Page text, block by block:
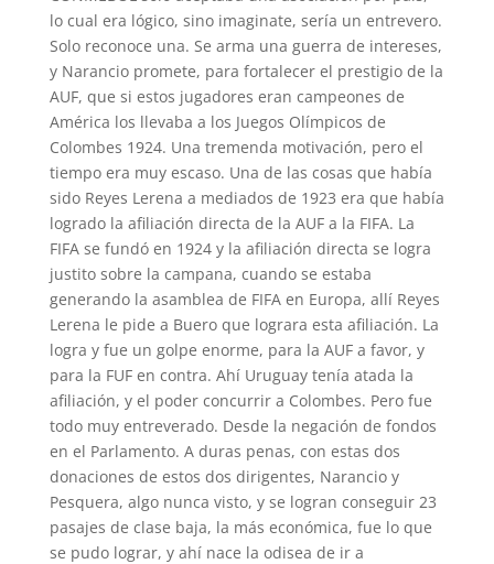
lo cual era lógico, sino imaginate, sería un entrevero.
Solo reconoce una. Se arma una guerra de intereses,
y Narancio promete, para fortalecer el prestigio de la
AUF, que si estos jugadores eran campeones de
América los llevaba a los Juegos Olímpicos de
Colombes 1924. Una tremenda motivación, pero el
tiempo era muy escaso. Una de las cosas que había
sido Reyes Lerena a mediados de 1923 era que había
logrado la afiliación directa de la AUF a la FIFA. La
FIFA se fundó en 1924 y la afiliación directa se logra
justito sobre la campana, cuando se estaba
generando la asamblea de FIFA en Europa, allí Reyes
Lerena le pide a Buero que lograra esta afiliación. La
logra y fue un golpe enorme, para la AUF a favor, y
para la FUF en contra. Ahí Uruguay tenía atada la
afiliación, y el poder concurrir a Colombes. Pero fue
todo muy entreverado. Desde la negación de fondos
en el Parlamento. A duras penas, con estas dos
donaciones de estos dos dirigentes, Narancio y
Pesquera, algo nunca visto, y se logran conseguir 23
pasajes de clase baja, la más económica, fue lo que
se pudo lograr, y ahí nace la odisea de ir a